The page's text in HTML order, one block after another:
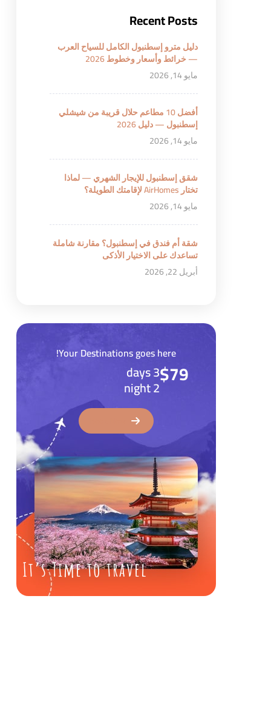
Recent Posts
مايو 14, 2026
دليل مترو إسطنبول الكامل للسياح العرب
— خرائط وأسعار وخطوط 2026
مايو 14, 2026
أفضل 10 مطاعم حلال قريبة من شيشلي
إسطنبول — دليل 2026
مايو 14, 2026
شقق إسطنبول للإيجار الشهري — لماذا
تختار AirHomes لإقامتك الطويلة؟
أبريل 22, 2026
شقة أم فندق في إسطنبول؟ مقارنة شاملة
تساعدك على الاختيار الأذكى
Your Destinations goes here!
$79
3 days
2 night
It’s Time to travel